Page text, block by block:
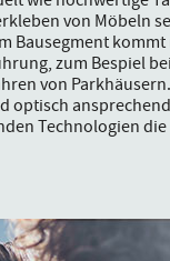
von Möbeln
Bausegment
zum Bespiel
von
optisch
Technologien die